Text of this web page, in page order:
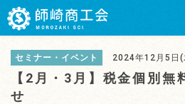
セミナー・イベント 2024年12月5日(
【2月・3月】税金個別無
せ